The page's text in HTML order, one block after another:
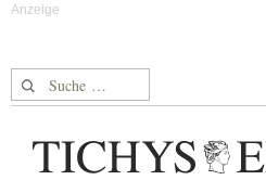
Suche nach: